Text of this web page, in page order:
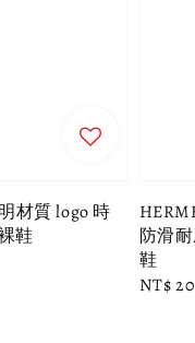
材質 logo 時
鞋
防滑
鞋
NT$